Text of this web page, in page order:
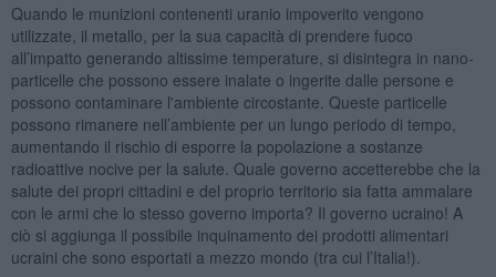
Quando le munizioni contenenti uranio impoverito vengono
utilizzate, il metallo, per la sua capacità di prendere fuoco
all’impatto generando altissime temperature, si disintegra in nano-
particelle che possono essere inalate o ingerite dalle persone e
possono contaminare l'ambiente circostante. Queste particelle
possono rimanere nell’ambiente per un lungo periodo di tempo,
aumentando il rischio di esporre la popolazione a sostanze
radioattive nocive per la salute. Quale governo accetterebbe che la
salute dei propri cittadini e del proprio territorio sia fatta ammalare
con le armi che lo stesso governo importa? Il governo ucraino! A
ciò si aggiunga il possibile inquinamento dei prodotti alimentari
ucraini che sono esportati a mezzo mondo (tra cui l’Italia!).